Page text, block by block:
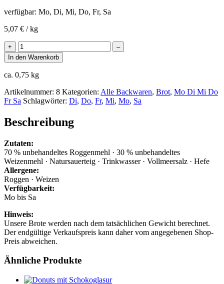
verfügbar: Mo, Di, Mi, Do, Fr, Sa
5,07 € /kg
+
Bauernbrot
Menge
–
In den Warenkorb
ca. 0,75 kg
Artikelnummer: 8 Kategorien: Alle Backwaren, Brot, Mo Di Mi Do
Fr Sa Schlagwörter: Di, Do, Fr, Mi, Mo, Sa
Beschreibung
Zutaten:
70 % unbehandeltes Roggenmehl · 30 % unbehandeltes
Weizenmehl · Natursauerteig · Trinkwasser · Vollmeersalz · Hefe
Allergene:
Roggen · Weizen
Verfügbarkeit:
Mo bis Sa
Hinweis:
Unsere Brote werden nach dem tatsächlichen Gewicht berechnet.
Der endgültige Verkaufspreis kann daher vom angegebenen Shop-
Preis abweichen.
Ähnliche Produkte